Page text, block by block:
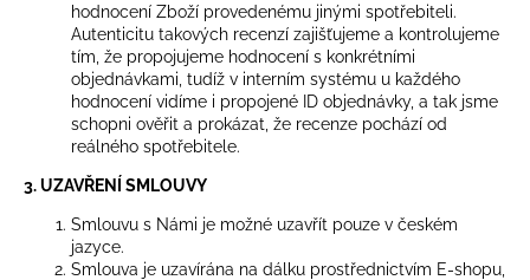
hodnocení Zboží provedenému jinými spotřebiteli.
Autenticitu takových recenzí zajišťujeme a kontrolujeme
tím, že propojujeme hodnocení s konkrétními
objednávkami, tudíž v interním systému u každého
hodnocení vidíme i propojené ID objednávky, a tak jsme
schopni ověřit a prokázat, že recenze pochází od
reálného spotřebitele.
3. UZAVŘENÍ SMLOUVY
Smlouvu s Námi je možné uzavřít pouze v českém
jazyce.
Smlouva je uzavírána na dálku prostřednictvím E-shopu,